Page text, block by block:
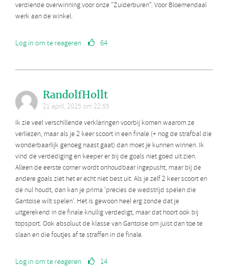
verdiende overwinning voor onze "Zuiderburen". Voor Bloemendaal
werk aan de winkel.
Log in om te reageren 64
RandolfHollt
21 april, 2025 om 22:55
Ik zie veel verschillende verklaringen voorbij komen waarom ze
verliezen, maar als je 2 keer scoort in een finale (+ nog de strafbal die
wonderbaarlijk genoeg naast gaat) dan moet je kunnen winnen. Ik
vind de verdediging en keeper er bij de goals niet goed uit zien.
Alleen de eerste corner wordt onhoudbaar ingepusht, maar bij de
andere goals ziet het er echt niet best uit. Als je zelf 2 keer scoort en
de nul houdt, dan kan je prima 'precies de wedstrijd spelen die
Gantoise wilt spelen'. Het is gewoon heel erg zonde dat je
uitgerekend in de finale knullig verdedigt, maar dat hoort ook bij
topsport. Ook absoluut de klasse van Gantoise om juist dan toe te
slaan en die foutjes af te straffen in de finale.
Log in om te reageren 14